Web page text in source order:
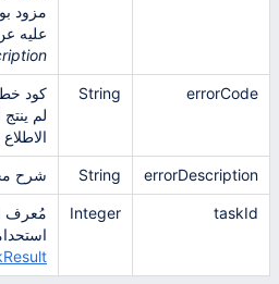
مزود
عليه
errorCode
String
كود
لم
errorDescription
String شرح
taskId
Integer
مُعرف